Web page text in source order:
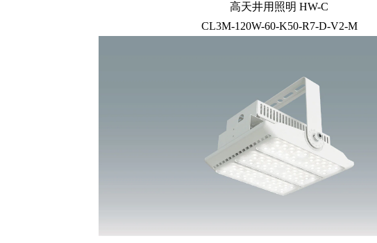
高天井用照明 HW-C
CL3M-120W-60-K50-R7-D-V2-M